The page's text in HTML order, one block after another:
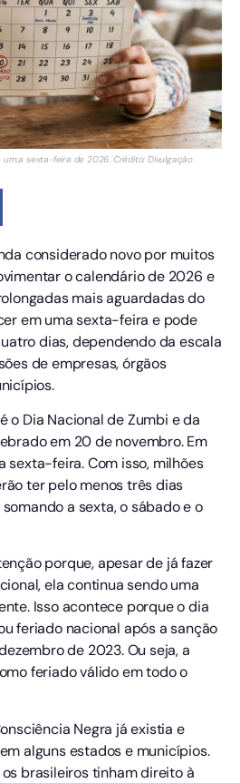
sexta-feira de 2026. Crédito: Divulgação
considerado novo por muitos
o calendário de 2026 e
mais aguardadas do
em uma sexta-feira e pode
dias, dependendo da escala
de empresas, órgãos
o Dia Nacional de Zumbi e da
em 20 de novembro. Em
sexta-feira. Com isso, milhões
ter pelo menos três dias
a sexta, o sábado e o
porque, apesar de já fazer
ela continua sendo uma
Isso acontece porque o dia
feriado nacional após a sanção
de 2023. Ou seja, a
feriado válido em todo o
Negra já existia e
alguns estados e municípios.
brasileiros tinham direito à